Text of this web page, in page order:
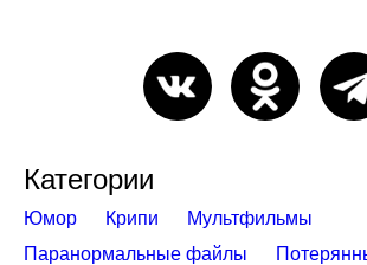
Категории
Юмор Крипи
Мультфильмы
Паранормальные файлы